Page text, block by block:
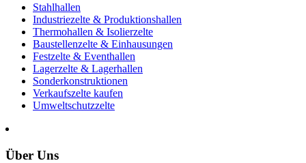
Stahlhallen
Industriezelte & Produktionshallen
Thermohallen & Isolierzelte
Baustellenzelte & Einhausungen
Festzelte & Eventhallen
Lagerzelte & Lagerhallen
Sonderkonstruktionen
Verkaufszelte kaufen
Umweltschutzzelte
Über Uns